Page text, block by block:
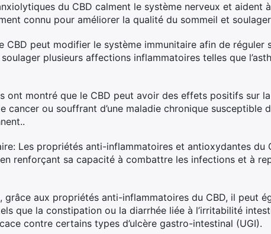
du CBD calment le système nerveux et aident
connu pour améliorer la qualité du sommeil et
CBD peut modifier le système immunitaire afin de réguler
plusieurs affections inflammatoires telles que
ont montré que le CBD peut avoir des effets positifs sur
ou souffrant d’une maladie chronique susceptible
Les propriétés anti-inflammatoires et antioxydantes du
renforçant sa capacité à combattre les infections et à
grâce aux propriétés anti-inflammatoires du CBD, il peut
que la constipation ou la diarrhée liée à l’irritabilité
contre certains types d’ulcère gastro-intestinal (UGI).